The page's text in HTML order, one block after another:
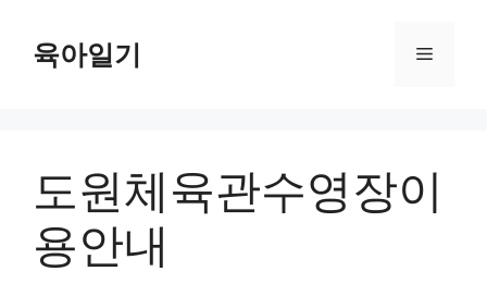
육아일기 메
도원체육관수영장이
용안내